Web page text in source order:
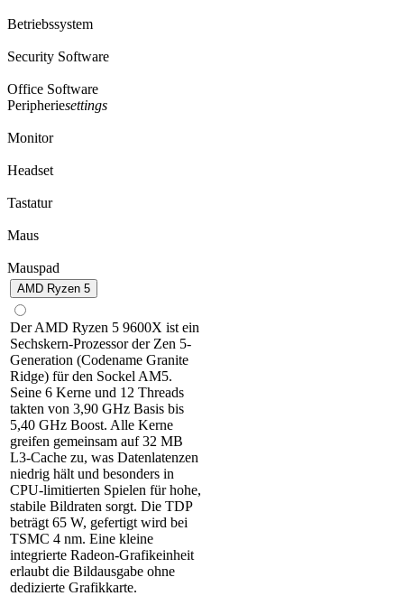
Betriebssystem
Security Software
Office Software
Peripheriesettings
Monitor
Headset
Tastatur
Maus
Mauspad
AMD Ryzen 5
Der AMD Ryzen 5 9600X ist ein
Sechskern-Prozessor der Zen 5-
Generation (Codename Granite
Ridge) für den Sockel AM5.
Seine 6 Kerne und 12 Threads
takten von 3,90 GHz Basis bis
5,40 GHz Boost. Alle Kerne
greifen gemeinsam auf 32 MB
L3-Cache zu, was Datenlatenzen
niedrig hält und besonders in
CPU-limitierten Spielen für hohe,
stabile Bildraten sorgt. Die TDP
beträgt 65 W, gefertigt wird bei
TSMC 4 nm. Eine kleine
integrierte Radeon-Grafikeinheit
erlaubt die Bildausgabe ohne
dedizierte Grafikkarte.